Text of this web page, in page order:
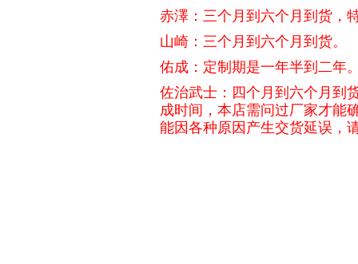
赤澤：三个月到六个月到货，
山崎：三个月到六个月到货。
佑成：定制期是一年半到二年
佐治武士：四个月到六个月到
成时间，本店需问过厂家才能
能因各种原因产生交货延误，